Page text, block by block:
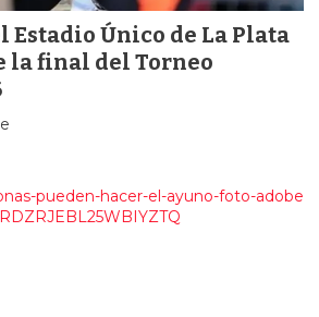
Estadio Único de La Plata
la final del Torneo